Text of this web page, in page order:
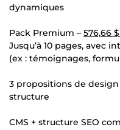
dynamiques
Pack Premium – 576,66
Jusqu’à 10 pages, avec
(ex : témoignages,
3 propositions de
structure
CMS + structure SEO